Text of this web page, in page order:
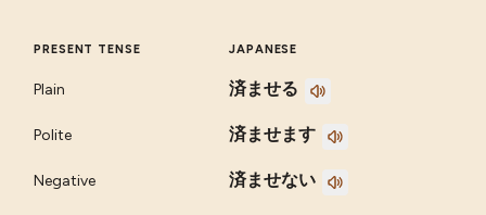
PRESENT TENSE JAPANESE
Plain 済ませる
Polite 済ませます
Negative 済ませない